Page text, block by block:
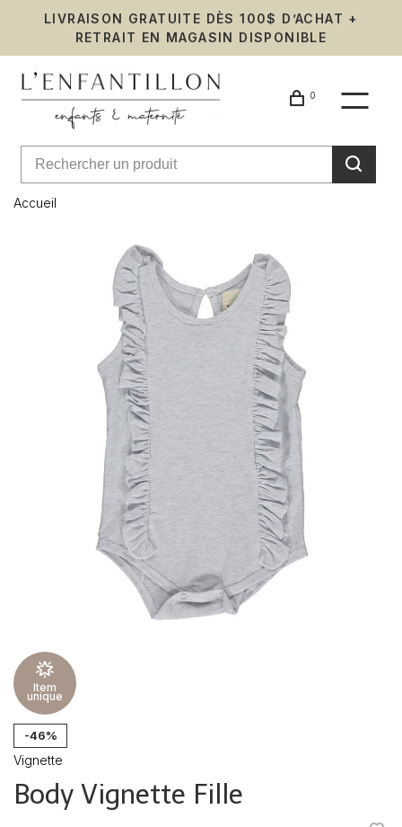
LIVRAISON GRATUITE DÈS 100$ D’ACHAT +
RETRAIT EN MAGASIN DISPONIBLE
0
Accueil
Item
unique
-46%
Vignette
Body Vignette Fille